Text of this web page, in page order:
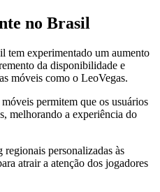
no Brasil
tem experimentado um aumento
da disponibilidade e
móveis como o LeoVegas.
permitem que os usuários
melhorando a experiência do
personalizadas às
atrair a atenção dos jogadores